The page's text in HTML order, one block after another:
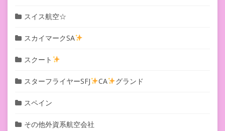
スイス航空☆
スカイマークSA
スクート
スターフライヤーSFJ CA グランド
スペイン
その他外資系航空会社